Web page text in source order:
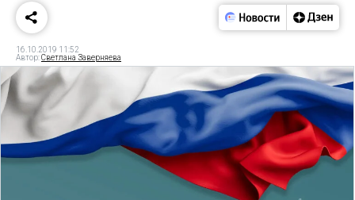
16.10.2019 11:52
Автор:Светлана Заверняева